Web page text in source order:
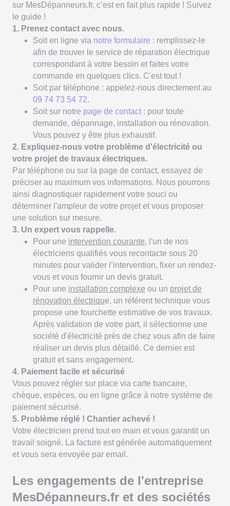
sur MesDépanneurs.fr, c’est en fait plus rapide ! Suivez
le guide !
1. Prenez contact avec nous.
Soit en ligne via notre formulaire : remplissez-le
afin de trouver le service de réparation électrique
correspondant à votre besoin et faites votre
commande en quelques clics. C'est tout !
Soit par téléphone : appelez-nous directement au
09 74 73 54 72.
Soit sur notre page de contact : pour toute
demande, dépannage, installation ou rénovation.
Vous pouvez y être plus exhaustif.
2. Expliquez-nous votre problème d'électricité ou
votre projet de travaux électriques.
Par téléphone ou sur la page de contact, essayez de
préciser au maximum vos informations. Nous pourrons
ainsi diagnostiquer rapidement votre souci ou
déterminer l'ampleur de votre projet et vous proposer
une solution sur mesure.
3. Un expert vous rappelle.
Pour une intervention courante, l'un de nos
électriciens qualifiés vous recontacte sous 20
minutes pour valider l’intervention, fixer un rendez-
vous et vous fournir un devis gratuit.
Pour une installation complexe ou un projet de
rénovation électrique, un référent technique vous
propose une fourchette estimative de vos travaux.
Après validation de votre part, il sélectionne une
société d'électricité près de chez vous afin de faire
réaliser un devis plus détaillé. Ce dernier est
gratuit et sans engagement.
4. Paiement facile et sécurisé
Vous pouvez régler sur place via carte bancaire,
chèque, espèces, ou en ligne grâce à notre système de
paiement sécurisé.
5. Problème réglé ! Chantier achevé !
Votre électricien prend tout en main et vous garantit un
travail soigné. La facture est générée automatiquement
et vous sera envoyée par email.
Les engagements de l'entreprise
MesDépanneurs.fr et des sociétés